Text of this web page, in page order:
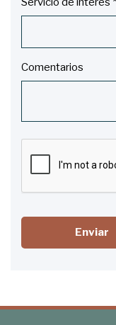
Comentarios
Enviar